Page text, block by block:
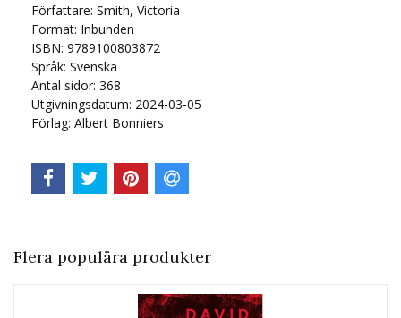
Författare: Smith, Victoria
Format: Inbunden
ISBN: 9789100803872
Språk: Svenska
Antal sidor: 368
Utgivningsdatum: 2024-03-05
Förlag: Albert Bonniers
Flera populära produkter